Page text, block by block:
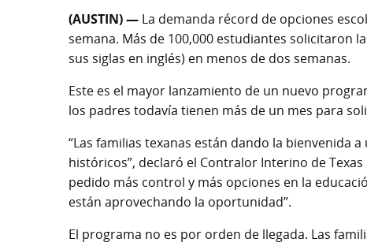
(AUSTIN) — La demanda récord de opciones
semana. Más de 100,000 estudiantes solicitaron
sus siglas en inglés) en menos de dos semanas.
Este es el mayor lanzamiento de un nuevo
los padres todavía tienen más de un mes para
“Las familias texanas están dando la bienvenida
históricos”, declaró el Contralor Interino de
pedido más control y más opciones en la
están aprovechando la oportunidad”.
El programa no es por orden de llegada. Las